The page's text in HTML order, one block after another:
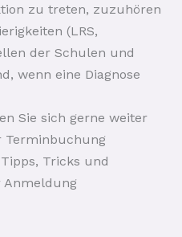
zu treten, zuzuhören
(LRS,
der Schulen und
wenn eine Diagnose
Sie sich gerne weiter
Terminbuchung
Tricks und
Anmeldung